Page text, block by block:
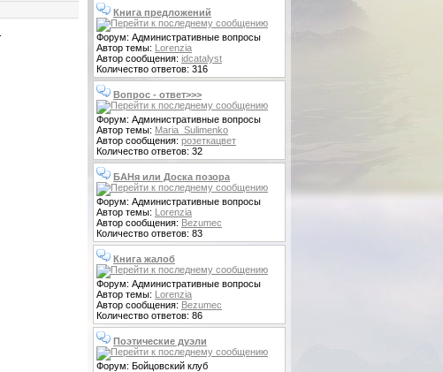
Книга предложений
Форум: Административные вопросы
Автор темы: Lorenzia
Автор сообщения: idcatalyst
Количество ответов: 316
Вопрос - ответ>>>
Форум: Административные вопросы
Автор темы: Maria_Sulimenko
Автор сообщения: розеткацвет
Количество ответов: 32
БАНя или Доска позора
Форум: Административные вопросы
Автор темы: Lorenzia
Автор сообщения: Bezumec
Количество ответов: 83
Книга жалоб
Форум: Административные вопросы
Автор темы: Lorenzia
Автор сообщения: Bezumec
Количество ответов: 86
Поэтические дуэли
Форум: Бойцовский клуб